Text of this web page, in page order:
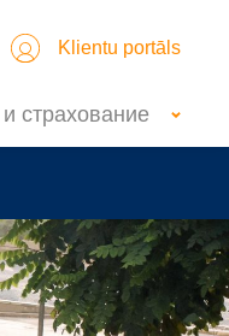
Klientu portāls
страхование